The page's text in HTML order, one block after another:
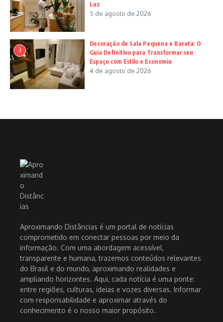
Luz
5 de agosto de 2026
3
Decoração de Sala Pequena e Barata: O
Guia Definitivo para Transformar seu
Espaço com Estilo e Economia
4 de agosto de 2026
Aproximando Distâncias é um portal de notícias
comprometido em conectar pessoas por meio da
informação. Com uma abordagem acessível,
transparente e humana, trazemos conteúdos relevantes
do Brasil e do mundo, aproximando realidades e
ampliando horizontes. Aqui, cada notícia é uma ponte:
entre regiões, culturas, ideias e vozes diversas. Informar
com responsabilidade e aproximar através do
conhecimento é o nosso maior propósito.